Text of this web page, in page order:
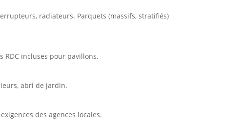
radiateurs. Parquets (massifs, stratifiés)
RDC incluses pour pavillons.
abri de jardin.
des agences locales.